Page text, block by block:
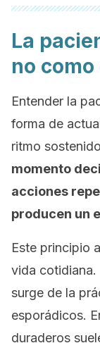
La
no
Entender la
forma de
ritmo
momento
acciones
producen un
Este principio
vida cotidiana.
surge de la
esporádicos.
duraderos